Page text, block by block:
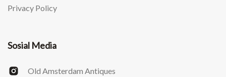
Privacy Policy
Sosial Media
Old Amsterdam Antiques